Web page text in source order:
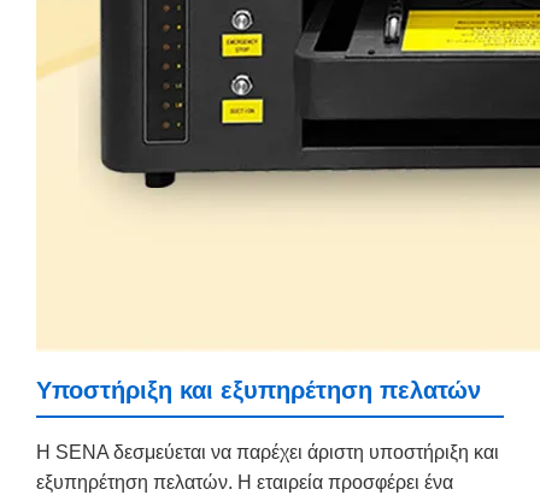
Υποστήριξη και εξυπηρέτηση πελατών
Η SENA δεσμεύεται να παρέχει άριστη υποστήριξη και
εξυπηρέτηση πελατών. Η εταιρεία προσφέρει ένα